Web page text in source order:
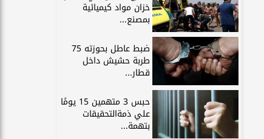
خزان مواد كيميائية
بمصنع...
ضبط عاطل بحوزته 75
طربة حشيش داخل
قطار...
حبس 3 متهمين 15 يومًا
علي ذمةالتحقيقات
بتهمة...